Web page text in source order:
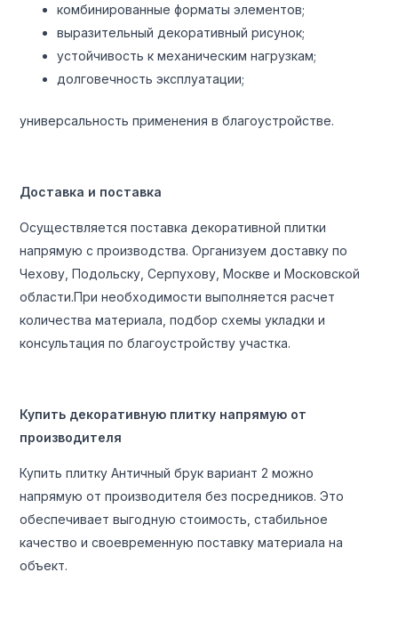
комбинированные форматы элементов;
выразительный декоративный рисунок;
устойчивость к механическим нагрузкам;
долговечность эксплуатации;
универсальность применения в благоустройстве.
Доставка и поставка
Осуществляется поставка декоративной плитки
напрямую с производства. Организуем доставку по
Чехову, Подольску, Серпухову, Москве и Московской
области.При необходимости выполняется расчет
количества материала, подбор схемы укладки и
консультация по благоустройству участка.
Купить декоративную плитку напрямую от
производителя
Купить плитку Античный брук вариант 2 можно
напрямую от производителя без посредников. Это
обеспечивает выгодную стоимость, стабильное
качество и своевременную поставку материала на
объект.